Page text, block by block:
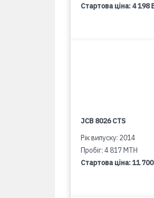
Стартова ціна:4 198
JCB 8026 CTS
Рік випуску: 2014
Пробіг: 4 817 MTH
Стартова ціна:11